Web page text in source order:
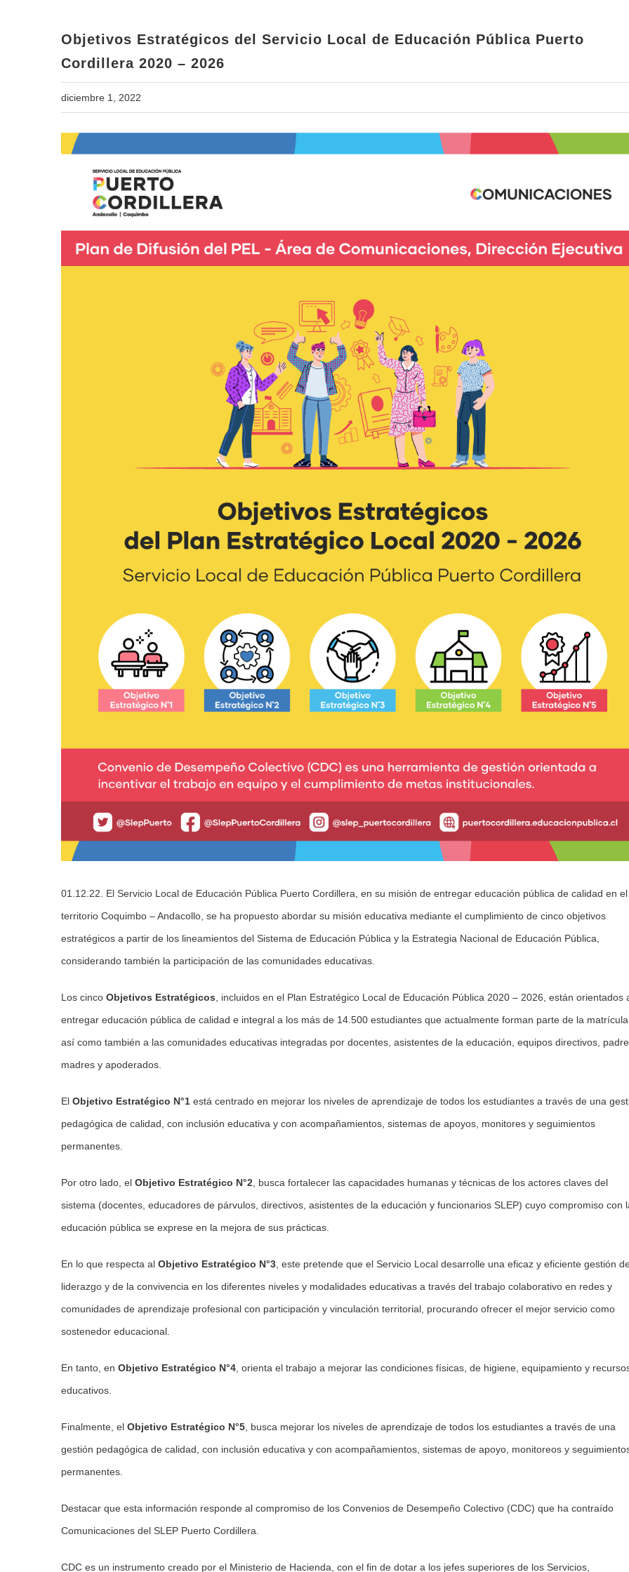
Objetivos Estratégicos del Servicio Local de Educación Pública Puerto
Cordillera 2020 – 2026
diciembre 1, 2022
View
01.12.22. El Servicio Local de Educación Pública Puerto Cordillera, en su misión de entregar educación pública de calidad en el
territorio Coquimbo – Andacollo, se ha propuesto abordar su misión educativa mediante el cumplimiento de cinco objetivos
estratégicos a partir de los lineamientos del Sistema de Educación Pública y la Estrategia Nacional de Educación Pública,
considerando también la participación de las comunidades educativas.
Los cinco Objetivos Estratégicos, incluidos en el Plan Estratégico Local de Educación Pública 2020 – 2026, están orientados
entregar educación pública de calidad e integral a los más de 14.500 estudiantes que actualmente forman parte de la
así como también a las comunidades educativas integradas por docentes, asistentes de la educación, equipos directivos,
madres y apoderados.
El Objetivo Estratégico N°1 está centrado en mejorar los niveles de aprendizaje de todos los estudiantes a través de una
pedagógica de calidad, con inclusión educativa y con acompañamientos, sistemas de apoyos, monitores y seguimientos
permanentes.
Por otro lado, el Objetivo Estratégico N°2, busca fortalecer las capacidades humanas y técnicas de los actores claves del
sistema (docentes, educadores de párvulos, directivos, asistentes de la educación y funcionarios SLEP) cuyo compromiso con
educación pública se exprese en la mejora de sus prácticas.
En lo que respecta al Objetivo Estratégico N°3, este pretende que el Servicio Local desarrolle una eficaz y eficiente gestión
liderazgo y de la convivencia en los diferentes niveles y modalidades educativas a través del trabajo colaborativo en redes y
comunidades de aprendizaje profesional con participación y vinculación territorial, procurando ofrecer el mejor servicio como
sostenedor educacional.
En tanto, en Objetivo Estratégico N°4, orienta el trabajo a mejorar las condiciones físicas, de higiene, equipamiento y
educativos.
Finalmente, el Objetivo Estratégico N°5, busca mejorar los niveles de aprendizaje de todos los estudiantes a través de una
gestión pedagógica de calidad, con inclusión educativa y con acompañamientos, sistemas de apoyo, monitoreos y
permanentes.
Destacar que esta información responde al compromiso de los Convenios de Desempeño Colectivo (CDC) que ha contraído
Comunicaciones del SLEP Puerto Cordillera.
CDC es un instrumento creado por el Ministerio de Hacienda, con el fin de dotar a los jefes superiores de los Servicios,